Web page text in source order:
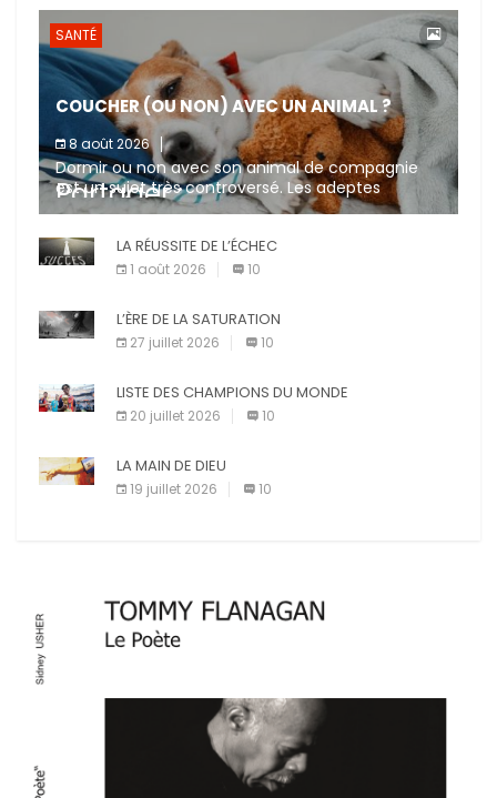
SANTÉ
COUCHER (OU NON) AVEC UN ANIMAL ?
8 août 2026
Dormir ou non avec son animal de compagnie
est un sujet très controversé. Les adeptes
affirment que la présence de leur compagnon à
Partager :
Facebook
E-mail
Imprimer
LA RÉUSSITE DE L’ÉCHEC
1 août 2026 10
L’ÈRE DE LA SATURATION
27 juillet 2026 10
LISTE DES CHAMPIONS DU MONDE
20 juillet 2026 10
LA MAIN DE DIEU
19 juillet 2026 10